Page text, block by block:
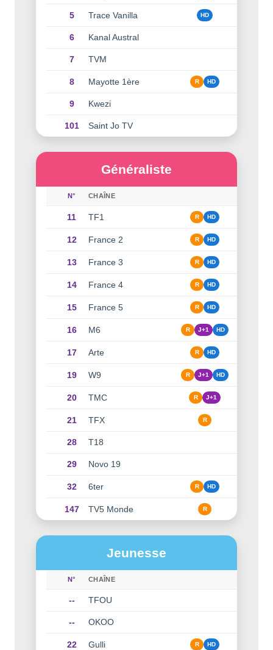
5 Trace Vanilla HD
6 Kanal Austral
7 TVM
8 Mayotte 1ère R HD
9 Kwezi
101 Saint Jo TV
Généraliste
N° CHAÎNE
11 TF1 R HD
12 France 2 R HD
13 France 3 R HD
14 France 4 R HD
15 France 5 R HD
16 M6 R J+1 HD
17 Arte R HD
19 W9 R J+1 HD
20 TMC R J+1
21 TFX R
28 T18
29 Novo 19
32 6ter R HD
147 TV5 Monde R
Jeunesse
N° CHAÎNE
-- TFOU
-- OKOO
22 Gulli R HD